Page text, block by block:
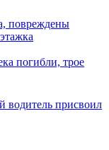
повреждены
погибли, трое
водитель присвоил